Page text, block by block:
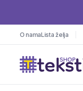
O namaLista želja